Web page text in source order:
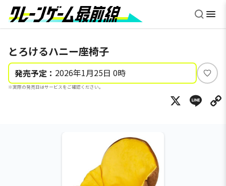
とろけるハニー座椅子
発売予定： 2026年1月25日 0時
※実際の発売日はサービスをご確認ください。
い
ね
X